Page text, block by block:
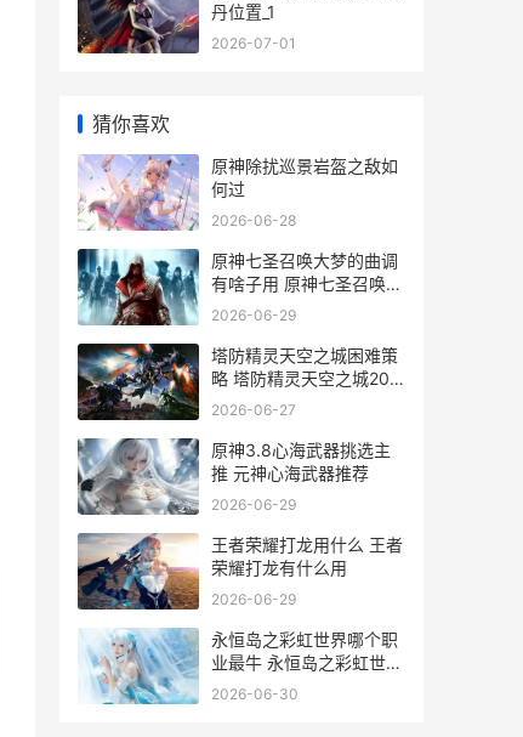
丹位置_1
2026-07-01
猜你喜欢
原神除扰巡景岩盔之敌如
何过
2026-06-28
原神七圣召唤大梦的曲调
有啥子用 原神七圣召唤大
概有多少玩家
2026-06-29
塔防精灵天空之城困难策
略 塔防精灵天空之城20
关攻略
2026-06-27
原神3.8心海武器挑选主
推 元神心海武器推荐
2026-06-29
王者荣耀打龙用什么 王者
荣耀打龙有什么用
2026-06-29
永恒岛之彩虹世界哪个职
业最牛 永恒岛之彩虹世界
温泉券在哪里得到
2026-06-30